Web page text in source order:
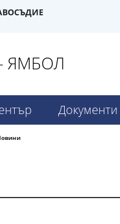
ЯМБОЛ
Документи